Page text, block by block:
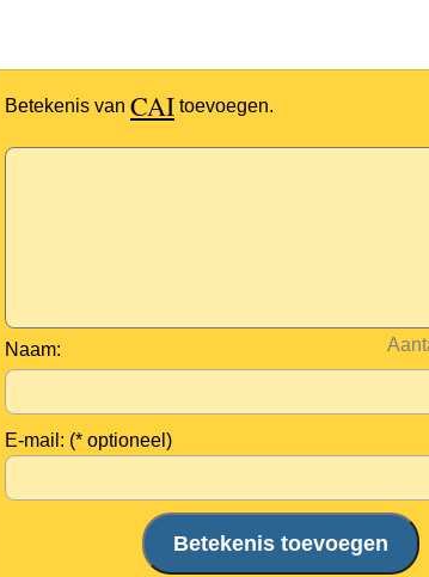
Betekenis van CAI toevoegen.
Naam:
E-mail: (* optioneel)